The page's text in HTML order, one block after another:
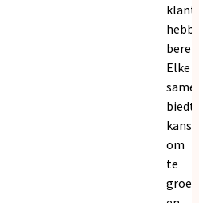
Elke
biedt
om
te